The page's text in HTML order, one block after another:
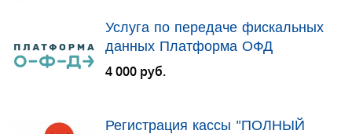
Услуга по передаче фискальных
данных Платформа ОФД
4 000 руб.
Регистрация кассы "ПОЛНЫЙ